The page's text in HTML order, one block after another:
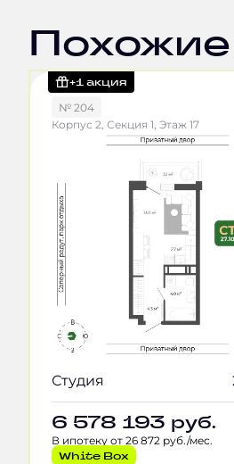
+1 акция
№ 204
Корпус 2, Секция 1, Этаж 17
Студия
6 578 193 руб.
В ипотеку от 26 872 руб./мес.
White Box